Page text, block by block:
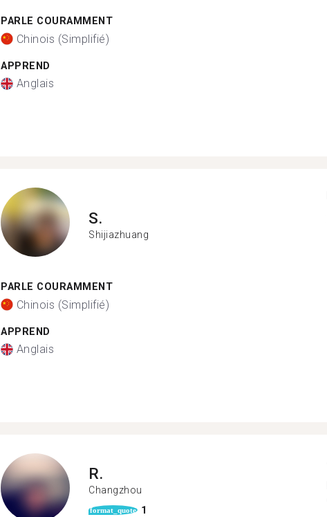
PARLE COURAMMENT
Chinois (Simplifié)
APPREND
Anglais
S.
Shijiazhuang
PARLE COURAMMENT
Chinois (Simplifié)
APPREND
Anglais
R.
Changzhou
format_quote 1